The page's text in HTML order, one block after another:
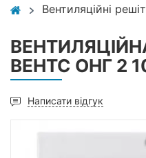
Вентиляційні
ВЕНТС ОНГ 2
Написати відгук